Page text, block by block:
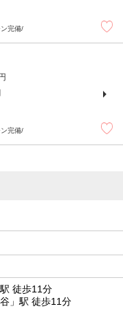
完備/
完備/
徒歩11分
」駅 徒歩11分